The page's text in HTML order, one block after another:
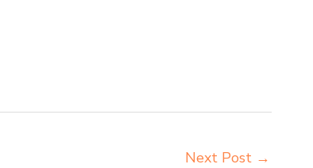
Next Post →